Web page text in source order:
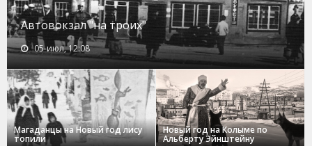
Автовокзал "на троих"
05-июл, 12:08
Магаданцы на Новый год лису
топили
Новый год на Колыме по
Альберту Эйнштейну